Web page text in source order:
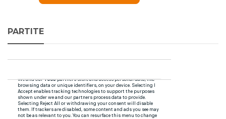
PARTITE